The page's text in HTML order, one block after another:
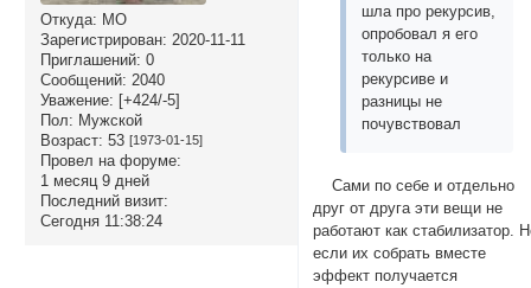
Откуда: МО
Зарегистрирован: 2020-11-11
Приглашений: 0
Сообщений: 2040
Уважение: [+424/-5]
Пол: Мужской
Возраст: 53 [1973-01-15]
Провел на форуме:
1 месяц 9 дней
Последний визит:
Сегодня 11:38:24
шла про рекурсив,
опробовал я его
только на
рекурсиве и
разницы не
почувствовал
Сами по себе и отдельно
друг от друга эти вещи не
работают как стабилизатор.
если их собрать вместе
эффект получается